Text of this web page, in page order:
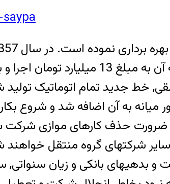
مصادره و در سال 1374 به شرکت سایپا واگذار شد . در سال 1386
خط جدید تمام اتوماتیک
شیشه و ضرورت حذف کارهای
به سایر شرکتهای گروه منتقل
بدهیهای بانکی و زیان سنواتی,